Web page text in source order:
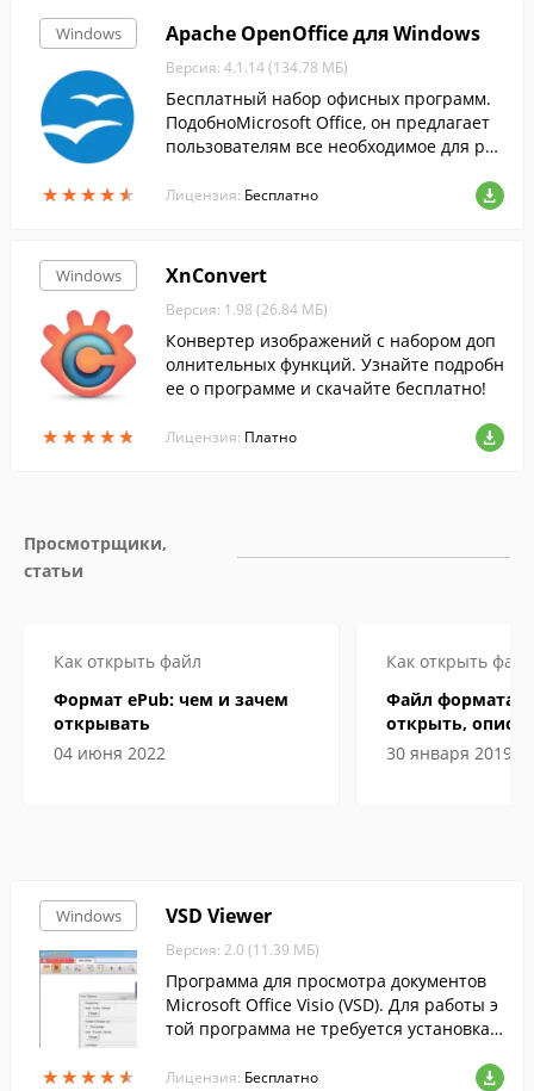
Windows
★★★★★
★★★★★
Apache OpenOffice для Windows
Версия: 4.1.14 (134.78 МБ)
Бесплатный набор офисных программ.
ПодобноMicrosoft Office, он предлагает
пользователям все необходимое для раб
Лицензия: Бесплатно
Windows
★★★★★
★★★★★
XnConvert
Версия: 1.98 (26.84 МБ)
Конвертер изображений с набором доп
олнительных функций. Узнайте подробн
ее о программе и скачайте бесплатно!
Лицензия: Платно
Просмотрщики,
статьи
Как открыть файл
Формат ePub: чем и зачем
открывать
04 июня 2022
Как открыть файл
Файл формата
открыть,
особенности
30 января 2019
Windows
★★★★★
★★★★★
VSD Viewer
Версия: 2.0 (11.39 МБ)
Программа для просмотра документов
Microsoft Office Visio (VSD). Для работы э
той программа не требуется установка
позволяет открывать, просматрива...
Лицензия: Бесплатно